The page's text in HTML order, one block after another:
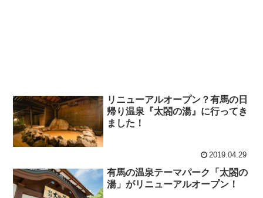
リニューアルオープン？有馬の日
帰り温泉『太閤の湯』に行ってき
ました！
2019.04.29
有馬の温泉テーマパーク「太閤の
湯」がリニューアルオープン！